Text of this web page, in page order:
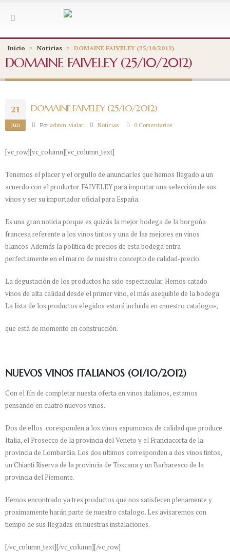
Inicio > Noticias > DOMAINE FAIVELEY (25/10/2012)
DOMAINE FAIVELEY (25/10/2012)
21
Jun
DOMAINE FAIVELEY (25/10/2012)
Por admin_vialar Noticias 0 Comentarios
[vc_row][vc_column][vc_column_text]
Tenemos el placer y el orgullo de anunciarles que hemos llegado a un
acuerdo con el productor FAIVELEY para importar una selección de sus
vinos y ser su importador oficial para España.
Es una gran noticia porque es quizás la mejor bodega de la borgoña
francesa referente a los vinos tintos y una de las mejores en vinos
blancos. Además la politica de precios de esta bodega entra
perfectamente en el marco de nuestro concepto de calidad-precio.
La degustación de los productos ha sido espectacular. Hemos catado
vinos de alta calidad desde el primer vino, el más asequible de la bodega.
La lista de los productos elegidos estará incluida en «nuestro catalogo»,
que está de momento en construcción.
NUEVOS VINOS ITALIANOS (01/10/2012)
Con el fín de completar nuesta oferta en vinos italianos, estamos
pensando en cuatro nuevos vinos.
Dos de ellos coresponden a los vinos espumosos de calidad que produce
Italia, el Prosecco de la provincia del Veneto y el Franciacorta de la
provincia de Lombardia. Los dos ultimos corresponden a dos vinos tintos,
un Chianti Riserva de la provincia de Toscana y un Barbaresco de la
provincia del Piemonte.
Hemos encontrado ya tres productos que nos satisfecen plenamente y
proximamente harán parte de nuestro catalogo. Les avisaremos con
tiempo de sus llegadas en nuestras instalaciones.
[/vc_column_text][/vc_column][/vc_row]